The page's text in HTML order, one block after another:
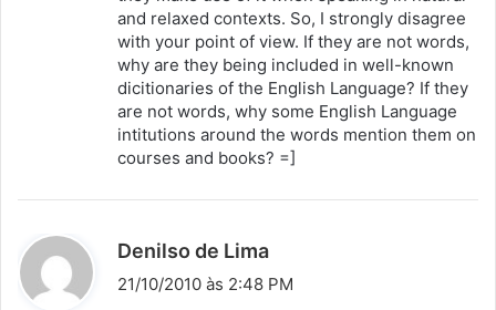
and relaxed contexts. So, I strongly disagree
with your point of view. If they are not words,
why are they being included in well-known
dicitionaries of the English Language? If they
are not words, why some English Language
intitutions around the words mention them on
courses and books? =]
Denilso de Lima
i
21/10/2010 às 2:48 PM